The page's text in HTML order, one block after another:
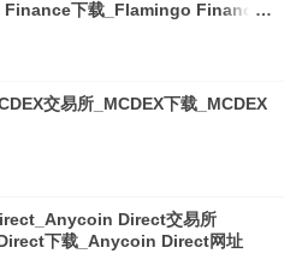
Finance下载_Flamingo Finance
交易所_MCDEX下载_MCDEX
Direct交易所
下载_Anycoin Direct网址